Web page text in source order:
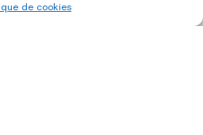
de cookies